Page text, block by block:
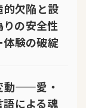
欠陥と設
の安全性
体験の破綻
動——愛・
による魂